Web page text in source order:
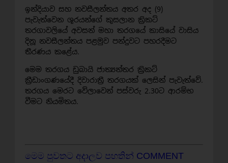
ඉන්දියාව සහ නවසීලන්තය අතර අද (9)
පැවැත්වෙන ශූරයන්ගේ කුසලාන ක්‍රිකට්
තරගාවලියේ අවසන් මහා තරගයේ කාසියේ වාසිය
දිනූ නවසීලන්තය පළමුව පන්දුවට පහරදීමට
තීරණය කළේය.
මෙම තරගය ඩුබායි ජාත්‍යන්තර ක්‍රිකට්
ක්‍රීඩාංගණයේදී දිවාරාත්‍රී තරගයක් ලෙසින් පැවැත්වේ.
තරගය මෙරට වේලාවෙන් පස්වරු 2.30ට ආරම්භ
වීමට නියමිතය.
මෙම පුවතට අදාලව පහතින් COMMENT